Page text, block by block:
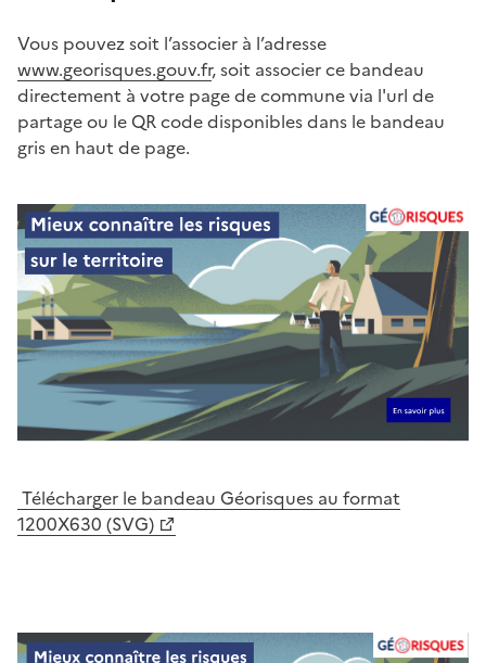
Vous pouvez soit l’associer à l’adresse
www.georisques.gouv.fr, soit associer ce bandeau
directement à votre page de commune via l'url de
partage ou le QR code disponibles dans le bandeau
gris en haut de page.
Télécharger le bandeau Géorisques au format
1200X630 (SVG)